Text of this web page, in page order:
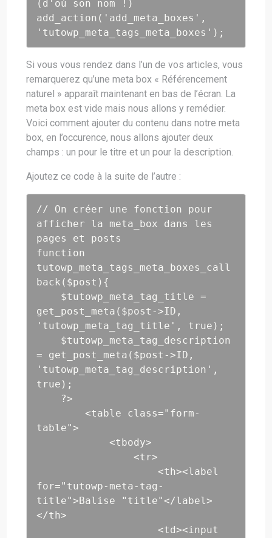
(d'où son nom !)
add_action('add_meta_boxes',
'tutowp_meta_tags_meta_boxes');
Si vous vous rendez dans l’un de vos articles, vous
remarquerez qu’une meta box « Référencement
naturel » apparaît maintenant en bas de l’écran. La
meta box est vide mais nous allons y remédier.
Voici comment ajouter du contenu dans notre meta
box, en l’occurence, nous allons ajouter deux
champs : un pour le titre et un pour la description.
Ajoutez ce code à la suite de l’autre :
// On créer une fonction pour
afficher la meta_box dans les
pages et posts
function
tutowp_meta_tags_meta_boxes_call
back($post){
get_post_meta($post->ID,
'tutowp_meta_tag_title', true);
= get_post_meta($post->ID,
'tutowp_meta_tag_description',
true);
table">
for="tutowp-meta-tag-
title">Balise "title"</label>
</th>